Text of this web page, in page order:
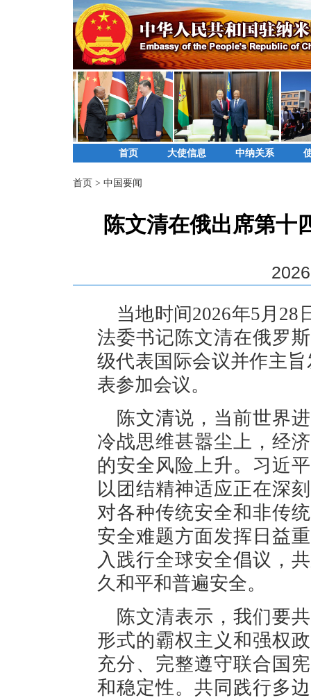
首页 大使信息 中纳关系
首页 > 中国要闻
陈文清在俄出席第十
当地时间2026年5月28
法委书记陈文清在俄罗
级代表国际会议并作主
表参加会议。
陈文清说，当前世界
冷战思维甚嚣尘上，经
的安全风险上升。习近
以团结精神适应正在深
对各种传统安全和非传
安全难题方面发挥日益
入践行全球安全倡议，
久和平和普遍安全。
陈文清表示，我们要
形式的霸权主义和强权
充分、完整遵守联合国
和稳定性。共同践行多